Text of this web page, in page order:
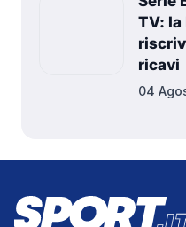
Serie
TV:
ricavi
04